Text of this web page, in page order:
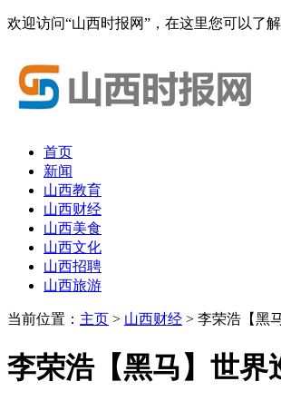
欢迎访问“山西时报网”，在这里您可以了
首页
新闻
山西教育
山西财经
山西美食
山西文化
山西招聘
山西旅游
当前位置： 主页 > 山西财经 > 李荣浩【黑
李荣浩【黑马】世界